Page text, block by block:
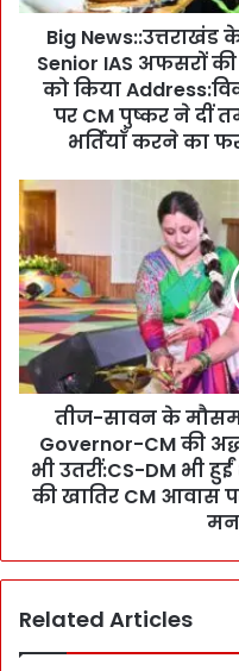
:
इ
ति
हा
स
में
प
ह
ली
बा
M
n
i
o
I
Big News::उत्तराखंड
Senior IAS अफसरों
को किया
पर CM पुष्कर ने दीं
भर्तियाँ करने का
ती
ज
-
सा
व
न
के
मौ
स
त्यों
स
तीज-सावन के मौसम-
Governor-CM की
भी उतरीं:CS-DM भी
की खातिर CM आवास
Related Articles